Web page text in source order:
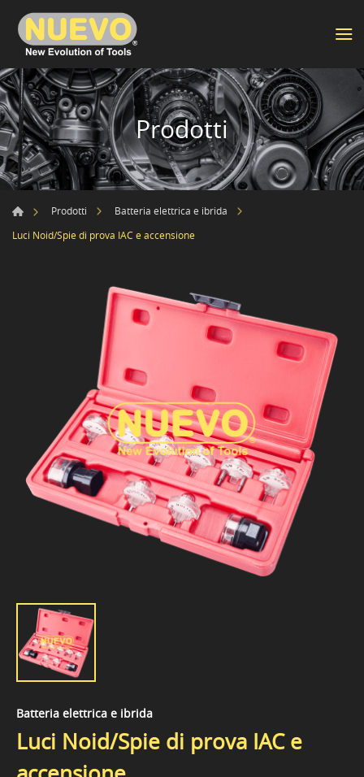
Prodotti
Prodotti
Batteria elettrica e ibrida
Luci Noid/Spie di prova IAC e accensione
Batteria elettrica e ibrida
Luci Noid/Spie di prova IAC e